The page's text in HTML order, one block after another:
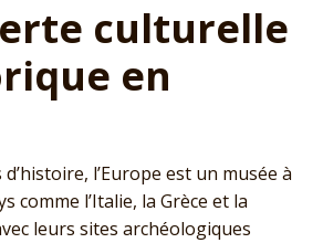
culturelle
en
l’Europe est un musée à
comme l’Italie, la Grèce et la
leurs sites archéologiques